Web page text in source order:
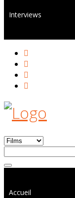
Interviews
Accueil